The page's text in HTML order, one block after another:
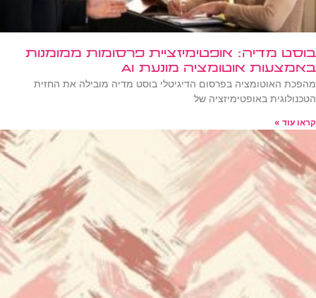
בוסט מדיה: אופטימיזציית פרסומות ממומנות
באמצעות אוטומציה מונעת AI
מהפכת האוטומציה בפרסום הדיגיטלי בוסט מדיה מובילה את החזית
הטכנולוגית באופטימיזציה של
קראו עוד »